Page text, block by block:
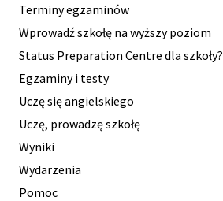
Terminy egzaminów
Wprowadź szkołę na wyższy poziom
Status Preparation Centre dla szkoły?
Egzaminy i testy
Uczę się angielskiego
Uczę, prowadzę szkołę
Wyniki
Wydarzenia
Pomoc